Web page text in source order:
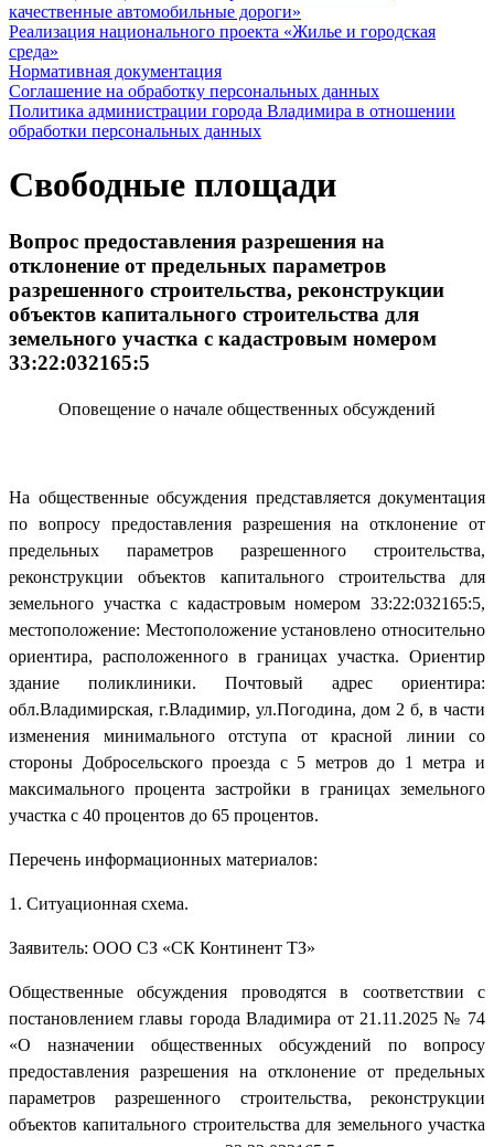
качественные автомобильные дороги»
Реализация национального проекта «Жилье и городская
среда»
Нормативная документация
Соглашение на обработку персональных данных
Политика администрации города Владимира в отношении
обработки персональных данных
Свободные площади
Вопрос предоставления разрешения на
отклонение от предельных параметров
разрешенного строительства, реконструкции
объектов капитального строительства для
земельного участка с кадастровым номером
33:22:032165:5
Оповещение о начале общественных обсуждений
На общественные обсуждения представляется документация
по вопросу предоставления разрешения на отклонение от
предельных параметров разрешенного строительства,
реконструкции объектов капитального строительства для
земельного участка с кадастровым номером 33:22:032165:5,
местоположение: Местоположение установлено относительно
ориентира, расположенного в границах участка. Ориентир
здание поликлиники. Почтовый адрес ориентира:
обл.Владимирская, г.Владимир, ул.Погодина, дом 2 б, в части
изменения минимального отступа от красной линии со
стороны Добросельского проезда с 5 метров до 1 метра и
максимального процента застройки в границах земельного
участка с 40 процентов до 65 процентов.
Перечень информационных материалов:
1. Ситуационная схема.
Заявитель: ООО СЗ «СК Континент ТЗ»
Общественные обсуждения проводятся в соответствии с
постановлением главы города Владимира от 21.11.2025 № 74
«О назначении общественных обсуждений по вопросу
предоставления разрешения на отклонение от предельных
параметров разрешенного строительства, реконструкции
объектов капитального строительства для земельного участка